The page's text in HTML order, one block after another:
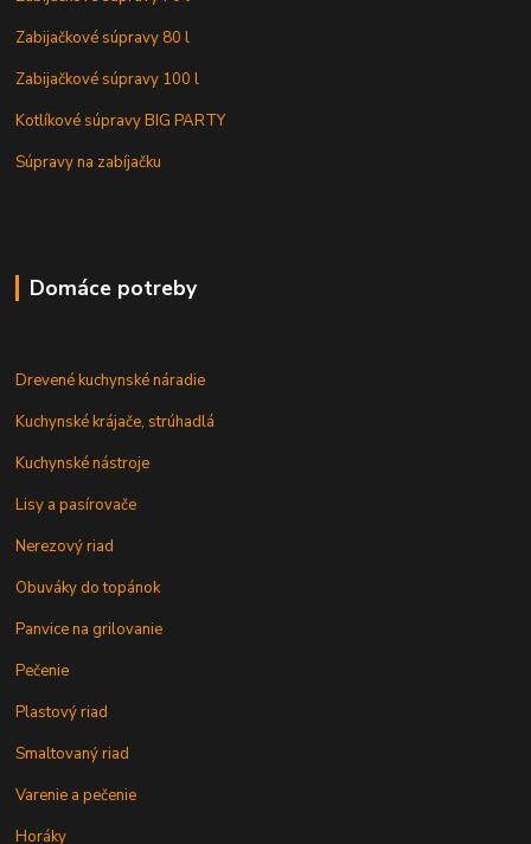
Zabijačkové súpravy 80 l
Zabijačkové súpravy 100 l
Kotlíkové súpravy BIG PARTY
Súpravy na zabíjačku
Domáce potreby
Drevené kuchynské náradie
Kuchynské krájače, strúhadlá
Kuchynské nástroje
Lisy a pasírovače
Nerezový riad
Obuváky do topánok
Panvice na grilovanie
Pečenie
Plastový riad
Smaltovaný riad
Varenie a pečenie
Horáky